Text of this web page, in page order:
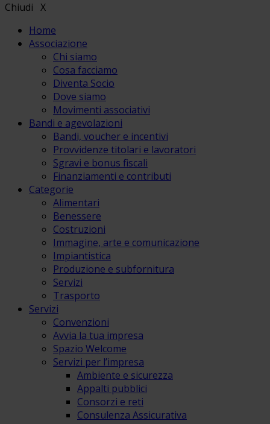
Chiudi X
Home
Associazione
Chi siamo
Cosa facciamo
Diventa Socio
Dove siamo
Movimenti associativi
Bandi e agevolazioni
Bandi, voucher e incentivi
Provvidenze titolari e lavoratori
Sgravi e bonus fiscali
Finanziamenti e contributi
Categorie
Alimentari
Benessere
Costruzioni
Immagine, arte e comunicazione
Impiantistica
Produzione e subfornitura
Servizi
Trasporto
Servizi
Convenzioni
Avvia la tua impresa
Spazio Welcome
Servizi per l’impresa
Ambiente e sicurezza
Appalti pubblici
Consorzi e reti
Consulenza Assicurativa